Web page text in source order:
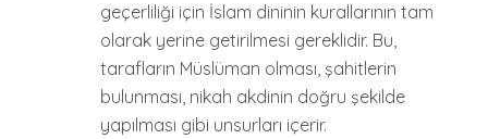
geçerliliği için İslam dininin kurallarının tam
olarak yerine getirilmesi gereklidir. Bu,
tarafların Müslüman olması, şahitlerin
bulunması, nikah akdinin doğru şekilde
yapılması gibi unsurları içerir.